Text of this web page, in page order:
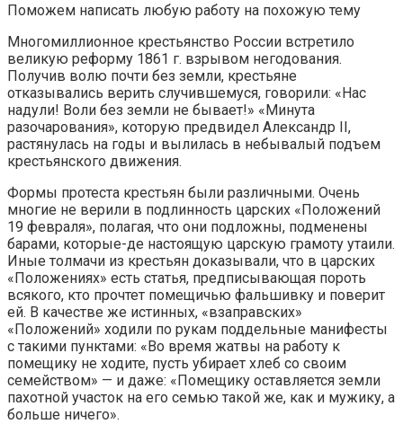
Поможем написать любую работу на похожую тему
Многомиллионное крестьянство России встретило
великую реформу 1861 г. взрывом негодования.
Получив волю почти без земли, крестьяне
отказывались верить случившемуся, говорили: «Нас
надули! Воли без земли не бывает!» «Минута
разочарования», которую предвидел Александр II,
растянулась на годы и вылилась в небывалый подъем
крестьянского движения.
Формы протеста крестьян были различными. Очень
многие не верили в подлинность царских «Положений
19 февраля», полагая, что они подложны, подменены
барами, которые-де настоящую царскую грамоту утаили.
Иные толмачи из крестьян доказывали, что в царских
«Положениях» есть статья, предписывающая пороть
всякого, кто прочтет помещичью фальшивку и поверит
ей. В качестве же истинных, «взаправских»
«Положений» ходили по рукам поддельные манифесты
с такими пунктами: «Во время жатвы на работу к
помещику не ходите, пусть убирает хлеб со своим
семейством» — и даже: «Помещику оставляется земли
пахотной участок на его семью такой же, как и мужику, а
больше ничего».